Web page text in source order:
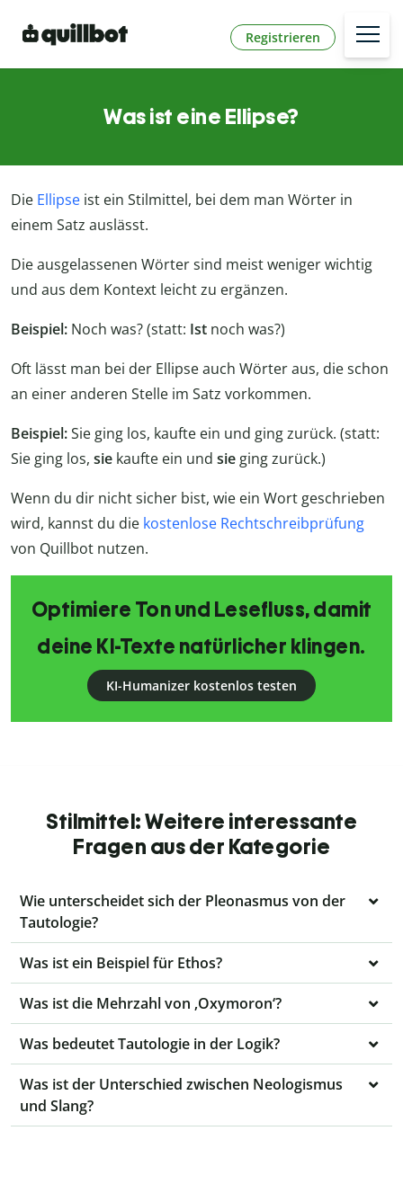
Registrieren
Was ist eine Ellipse?
Die Ellipse ist ein Stilmittel, bei dem man Wörter in
einem Satz auslässt.
Die ausgelassenen Wörter sind meist weniger wichtig
und aus dem Kontext leicht zu ergänzen.
Beispiel: Noch was? (statt: Ist noch was?)
Oft lässt man bei der Ellipse auch Wörter aus, die schon
an einer anderen Stelle im Satz vorkommen.
Beispiel:Sie ging los, kaufte ein und ging zurück. (statt:
Sie ging los, sie kaufte ein und sie ging zurück.)
Wenn du dir nicht sicher bist, wie ein Wort geschrieben
wird, kannst du die kostenlose Rechtschreibprüfung
von Quillbot nutzen.
Optimiere Ton und Lesefluss, damit
deine KI-Texte natürlicher klingen.
KI-Humanizer kostenlos testen
Stilmittel: Weitere interessante
Fragen aus der Kategorie
Wie unterscheidet sich der Pleonasmus von der
Tautologie?
Was ist ein Beispiel für Ethos?
Was ist die Mehrzahl von ‚Oxymoron‘?
Was bedeutet Tautologie in der Logik?
Was ist der Unterschied zwischen Neologismus
und Slang?